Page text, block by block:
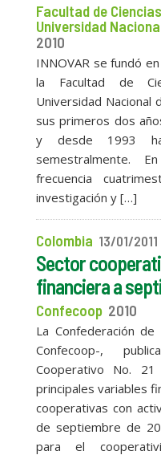
Facultad de
Universidad
2010
INNOVAR se fundó
la Facultad de
Universidad Nacional
sus primeros dos
y desde 1993
semestralmente.
frecuencia
investigación y […]
Colombia 13/01/2011
Sector
financiera a
Confecoop 2010
La Confederación
Confecoop-,
Cooperativo No.
principales variables
cooperativas con
de septiembre de
para el